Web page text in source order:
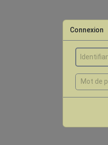
Connexion